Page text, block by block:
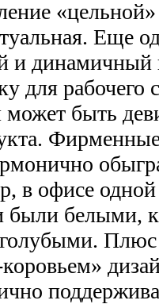
Еще
и
для рабочего
быть
в офисе
были белыми,
Плюс